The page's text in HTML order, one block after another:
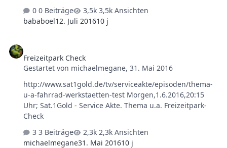
0 Beiträge
3,5k Ansichten
bababoel12. Juli 201610 j
Freizeitpark Check
Gestartet von michaelmegane,31. Mai 2016
http://www.sat1gold.de/tv/serviceakte/episoden/thema-
u-a-fahrrad-werkstaetten-test Morgen,1.6.2016,20:15
Uhr; Sat.1Gold - Service Akte. Thema u.a. Freizeitpark-
Check
3 Beiträge
2,3k Ansichten
michaelmegane31. Mai 201610 j